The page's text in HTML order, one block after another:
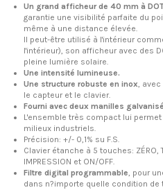
Un grand afficheur de 40 mm à
garantie une visibilité parfaite du
même à une distance élevée.
Il peut-être utilisé à l'intérieur
l'intérieur), son afficheur avec des
pleine lumière solaire.
Une intensité lumineuse.
Une structure robuste en inox, avec
le capteur et le clavier.
Fourni avec deux manilles
L'ensemble très compact lui
milieux industriels.
Précision: +/- 0,1% su F.S.
Clavier étanche à 5 touches: ZÉRO,
IMPRESSION et ON/OFF.
Filtre digital programmable, pour
dans n?importe quelle condition de